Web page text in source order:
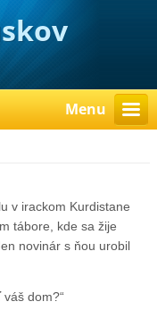
Menu
v irackom Kurdistane
tábore, kde sa žije
novinár s ňou urobil
dom?“